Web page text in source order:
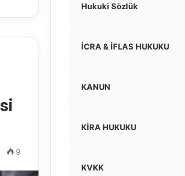
9
Hukuki Sözlük
İCRA & İFLAS HUKUKU
KANUN
KİRA HUKUKU
KVKK